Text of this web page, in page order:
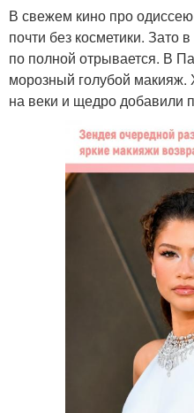
В свежем кино про
почти без косметики. Зато
по полной отрывается. В
морозный голубой макияж.
на веки и щедро добавили